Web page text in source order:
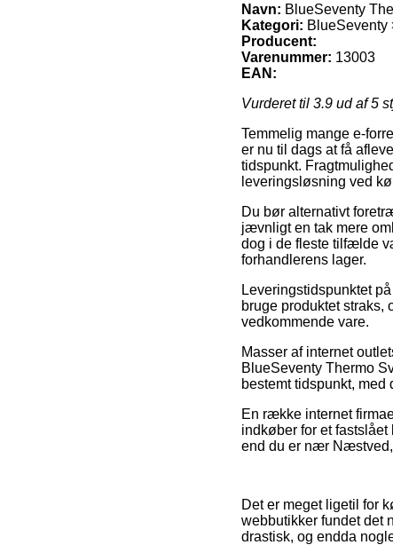
Navn: BlueSeventy
Kategori: BlueSeventy
Producent:
Varenummer: 13003
EAN:
Vurderet til 3.9 ud af 5
Temmelig mange e-
er nu til dags at få
tidspunkt.
leveringsløsning ved
Du bør alternativt
jævnligt en tak mere
dog i de fleste tilfælde
forhandlerens lager.
Leveringstidspunktet
bruge produktet straks,
vedkommende vare.
Masser af internet
BlueSeventy Thermo
bestemt tidspunkt,
En række internet
indkøber for et
end du er nær Næstved,
Det er meget ligetil for
webbutikker fundet det
drastisk, og endda